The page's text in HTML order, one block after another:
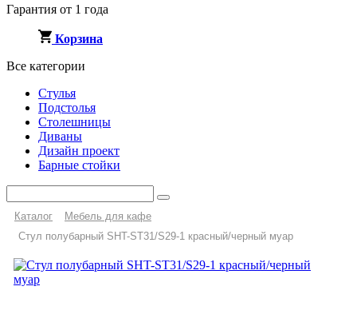
Гарантия от 1 года
Корзина
Все категории
Стулья
Подстолья
Столешницы
Диваны
Дизайн проект
Барные стойки
Каталог
Мебель для кафе
Стул полубарный SHT-ST31/S29-1 красный/черный муар